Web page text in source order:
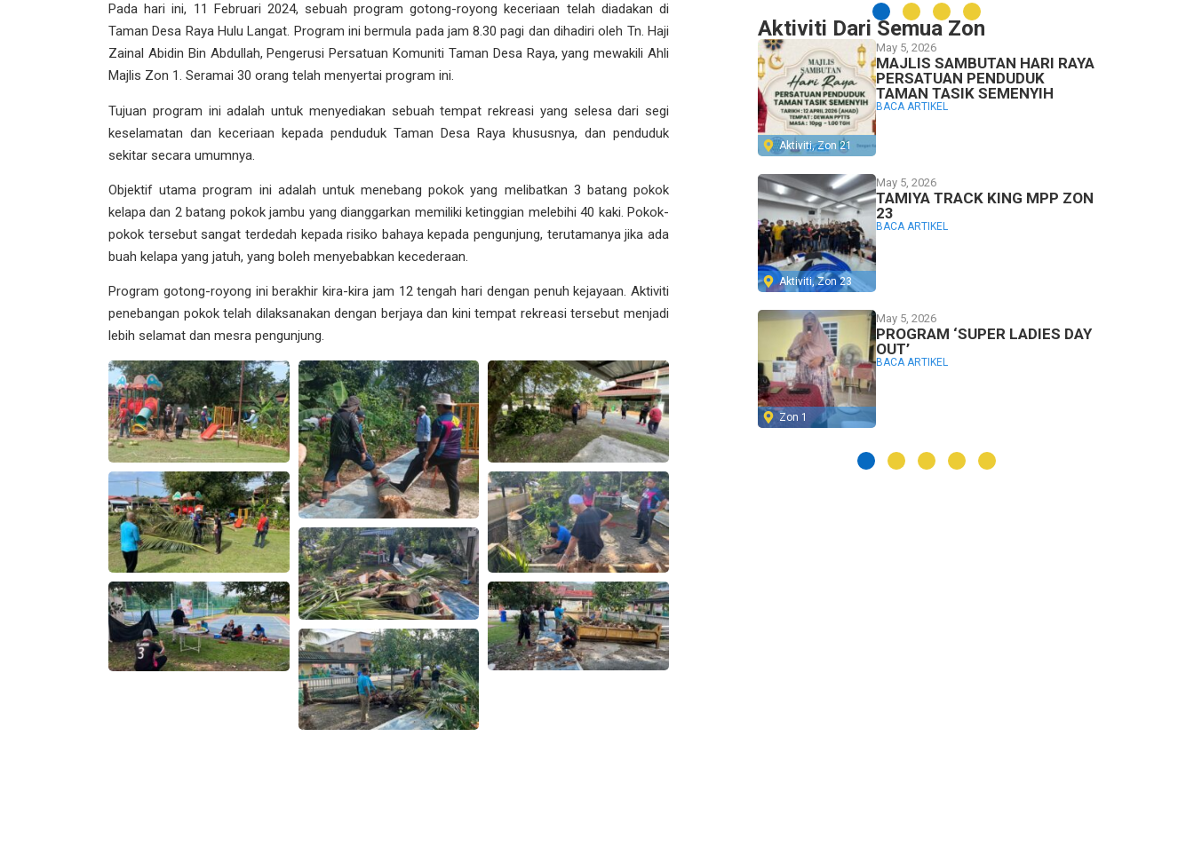
Pada hari ini, 11 Februari 2024, sebuah program gotong-royong keceriaan telah diadakan di
Taman Desa Raya Hulu Langat. Program ini bermula pada jam 8.30 pagi dan dihadiri oleh Tn. Haji
Zainal Abidin Bin Abdullah, Pengerusi Persatuan Komuniti Taman Desa Raya, yang mewakili Ahli
Majlis Zon 1. Seramai 30 orang telah menyertai program ini.
Tujuan program ini adalah untuk menyediakan sebuah tempat rekreasi yang selesa dari segi
keselamatan dan keceriaan kepada penduduk Taman Desa Raya khususnya, dan penduduk
sekitar secara umumnya.
Objektif utama program ini adalah untuk menebang pokok yang melibatkan 3 batang pokok
kelapa dan 2 batang pokok jambu yang dianggarkan memiliki ketinggian melebihi 40 kaki. Pokok-
pokok tersebut sangat terdedah kepada risiko bahaya kepada pengunjung, terutamanya jika ada
buah kelapa yang jatuh, yang boleh menyebabkan kecederaan.
Program gotong-royong ini berakhir kira-kira jam 12 tengah hari dengan penuh kejayaan. Aktiviti
penebangan pokok telah dilaksanakan dengan berjaya dan kini tempat rekreasi tersebut menjadi
lebih selamat dan mesra pengunjung.
Aktiviti Dari Semua Zon
Aktiviti,Zon 21
May 5, 2026
MAJLIS SAMBUTAN HARI RAYA
PERSATUAN PENDUDUK
TAMAN TASIK SEMENYIH
BACA ARTIKEL
Aktiviti,Zon 23
May 5, 2026
TAMIYA TRACK KING MPP ZON
23
BACA ARTIKEL
Zon 1
May 5, 2026
PROGRAM ‘SUPER LADIES DAY
OUT’
BACA ARTIKEL